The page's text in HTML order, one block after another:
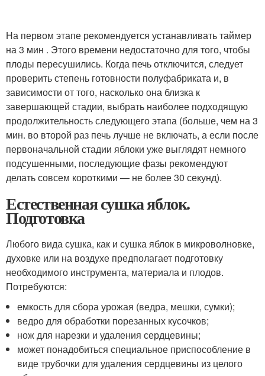
На первом этапе рекомендуется устанавливать таймер
на 3 мин . Этого времени недостаточно для того, чтобы
плоды пересушились. Когда печь отключится, следует
проверить степень готовности полуфабриката и, в
зависимости от того, насколько она близка к
завершающей стадии, выбрать наиболее подходящую
продолжительность следующего этапа (больше, чем на 3
мин. во второй раз печь лучше не включать, а если после
первоначальной стадии яблоки уже выглядят немного
подсушенными, последующие фазы рекомендуют
делать совсем короткими — не более 30 секунд).
Естественная сушка яблок.
Подготовка
Любого вида сушка, как и сушка яблок в микроволновке,
духовке или на воздухе предполагает подготовку
необходимого инструмента, материала и плодов.
Потребуются:
емкость для сбора урожая (ведра, мешки, сумки);
ведро для обработки порезанных кусочков;
нож для нарезки и удаления сердцевины;
может понадобиться специальное приспособление в
виде трубочки для удаления сердцевины из целого